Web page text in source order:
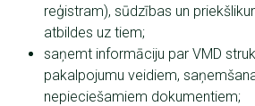
reģistram), sūdzības un
atbildes uz tiem;
saņemt informāciju par VMD
pakalpojumu veidiem,
nepieciešamiem dokumentiem;